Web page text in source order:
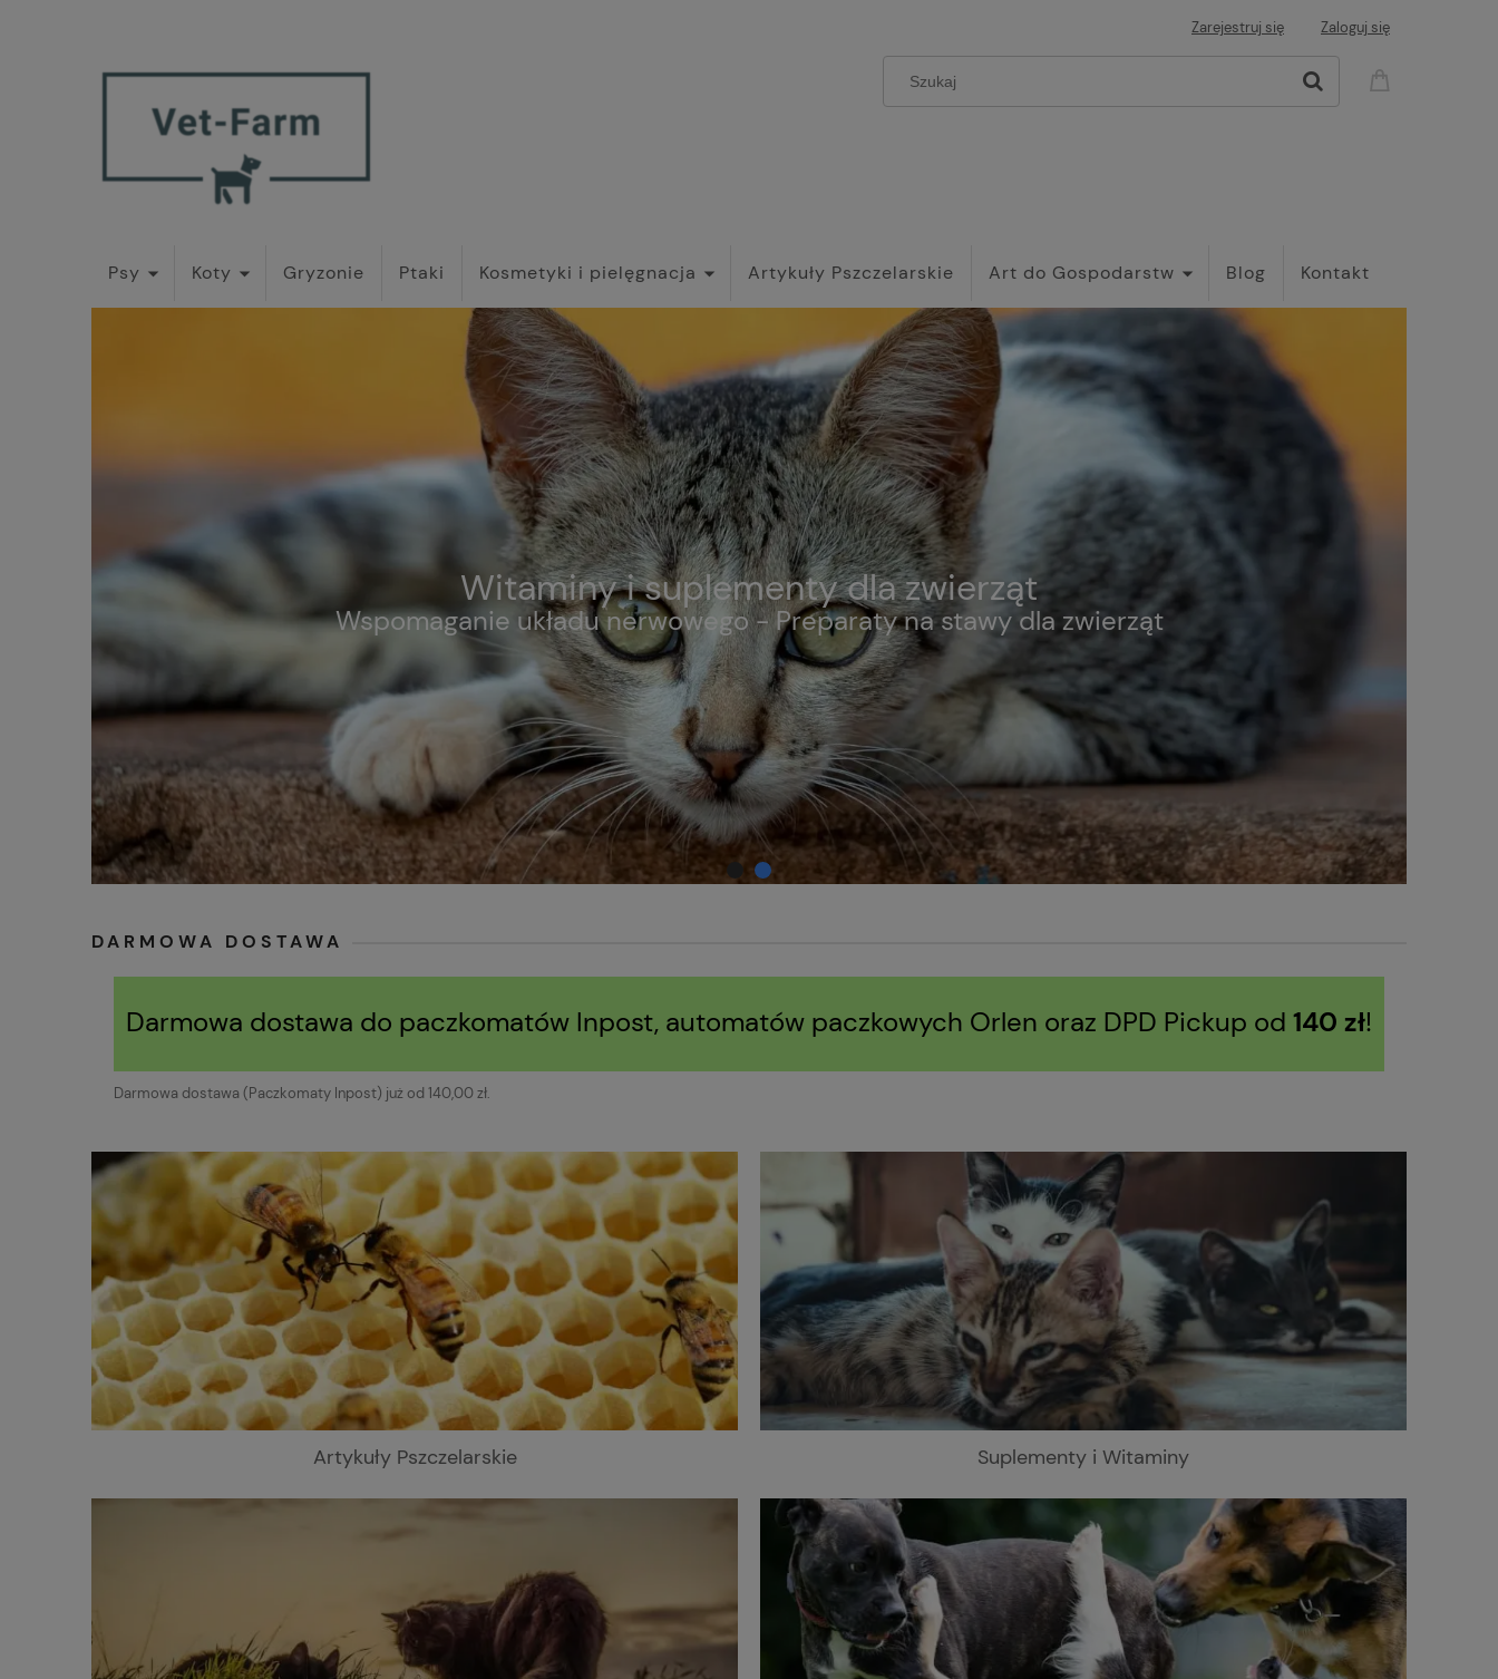
Zarejestruj się Zaloguj się
Psy Koty Gryzonie Ptaki Kosmetyki i pielęgnacja Artykuły Pszczelarskie Art do Gospodarstw Blog Kontakt
Witaminy i suplementy dla zwierząt
Wspomaganie układu nerwowego - Preparaty na stawy dla zwierząt
DARMOWA DOSTAWA
Darmowa dostawa do paczkomatów Inpost, automatów paczkowych Orlen oraz DPD Pickup od 140 zł!
Darmowa dostawa (Paczkomaty Inpost) już od 140,00 zł.
Artykuły Pszczelarskie Suplementy i Witaminy